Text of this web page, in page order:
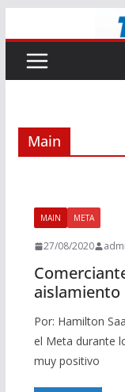
al
contenido
Main
MAIN META
27/08/2020
aislamiento
Por: Hamilton
el Meta durante
muy positivo